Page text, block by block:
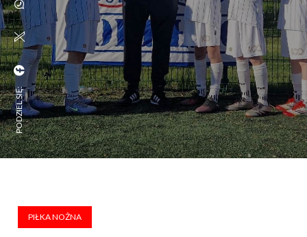
PODZIEL SIĘ:
PIŁKA NOŻNA